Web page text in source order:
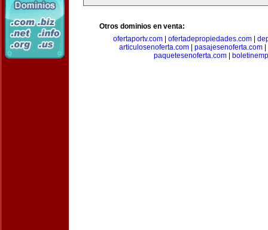
Otros dominios en venta:
ofertaportv.com
ofertadepropiedades.com
articulosenoferta.com
pasajesenoferta.com
paquetesenoferta.com|